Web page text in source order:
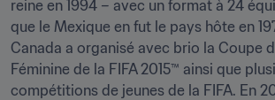
reine en 1994 – avec un format à 24
que le Mexique en fut le pays hôte en
Canada a organisé avec brio la Coupe
Féminine de la FIFA 2015™ ainsi que
compétitions de jeunes de la FIFA. En